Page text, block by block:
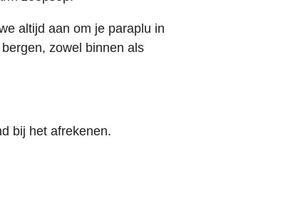
altijd aan om je paraplu in
zowel binnen als
bij het afrekenen.